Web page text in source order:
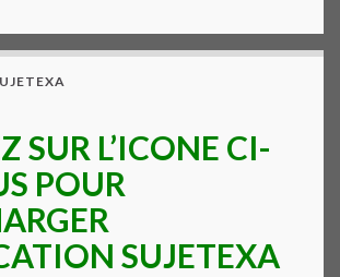
SUR L’ICONE CI-
POUR
SUJETEXA